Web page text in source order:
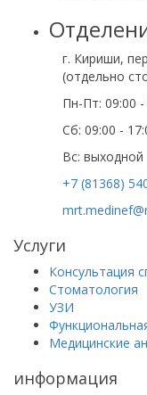
г. Кириши,
(отдельно
Пн-Пт: 09:00 -
Сб: 09:00 -
Вс: выходной
+7 (81368)
Услуги
Консультация
Стоматология
УЗИ
Медицинские
информация